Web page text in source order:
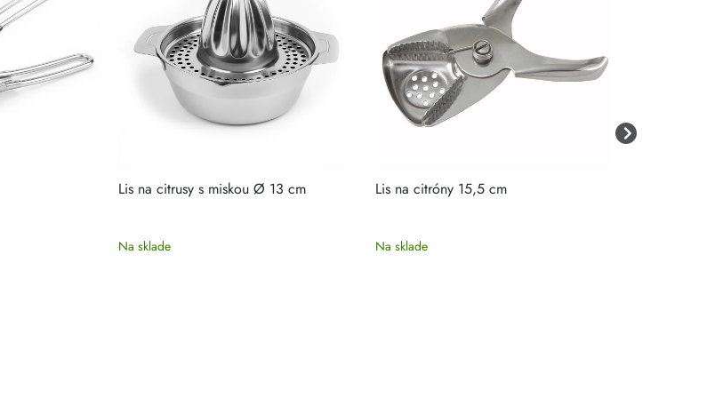
Lis na citrusy s miskou Ø 13 cm
Na sklade
Lis na citróny 15,5 cm
Na sklade